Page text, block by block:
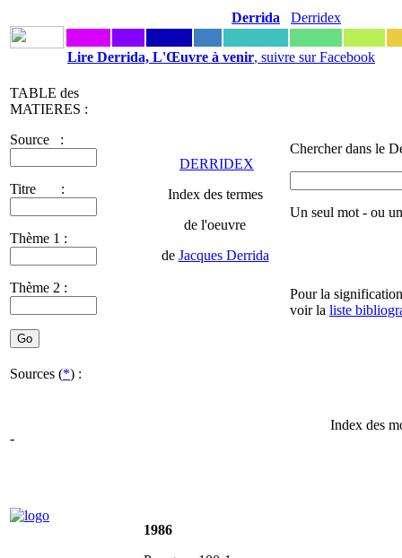
Derrida Derridex
Lire Derrida, L'Œuvre à venir, suivre sur Facebook
TABLE des
MATIERES :
Source :
Titre :
Thème 1 :
Thème 2 :
DERRIDEX
Index des termes
de l'oeuvre
de Jacques Derrida
Chercher dans le
Un seul mot - ou
Pour la
voir la liste
Sources (*) :
-
Index des
1986